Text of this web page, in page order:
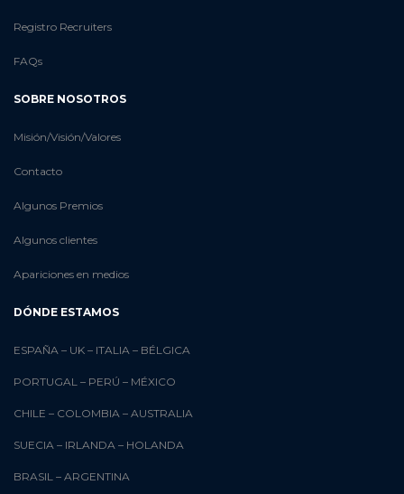
Registro Recruiters
FAQs
SOBRE NOSOTROS
Misión/Visión/Valores
Contacto
Algunos Premios
Algunos clientes
Apariciones en medios
DÓNDE ESTAMOS
ESPAÑA – UK – ITALIA – BÉLGICA
PORTUGAL – PERÚ – MÉXICO
CHILE – COLOMBIA – AUSTRALIA
SUECIA – IRLANDA – HOLANDA
BRASIL – ARGENTINA